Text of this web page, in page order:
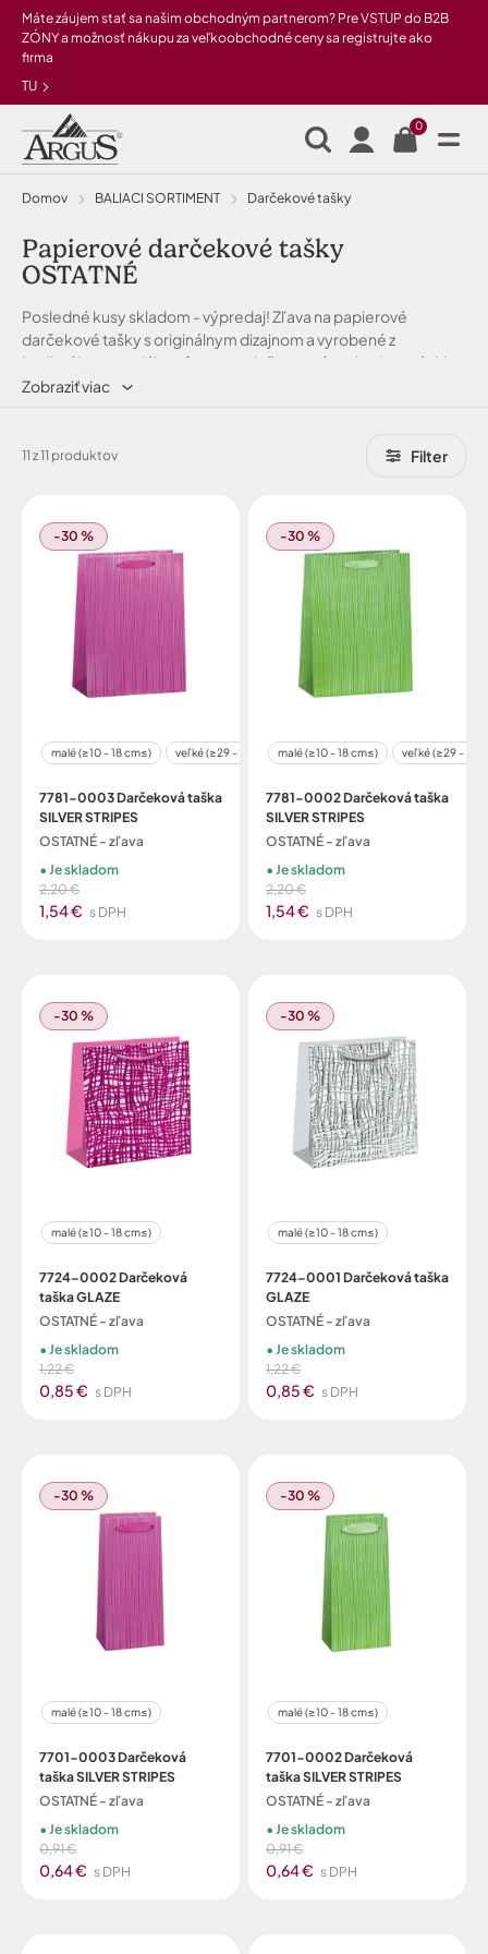
Preskočiť na hlavný obsah
Máte záujem stať sa našim obchodným partnerom? Pre VSTUP do B2B
ZÓNY a možnosť nákupu za veľkoobchodné ceny sa registrujte ako
firma
TU
0
Domov BALIACI SORTIMENT Darčekové tašky
papierové darčekové tašky
OSTATNÉ
Posledné kusy skladom - výpredaj! Zľava na papierové
darčekové tašky s originálnym dizajnom a vyrobené z
kvalitného materiálu s rôznou potlačou na víno ale aj pre rýchle
a praktické zabalenie darčekov.
Zobraziť viac
11 z 11 produktov Filter
-30 %
malé (≥10 - 18 cm≤) veľké (≥29 - 48 cm≤)
7781-0003 Darčeková taška
SILVER STRIPES
OSTATNÉ - zľava
2,20 €
1,54 € s DPH
Je skladom
-30 %
malé (≥10 - 18 cm≤) veľké (≥29 - 48
7781-0002 Darčeková taška
SILVER STRIPES
OSTATNÉ - zľava
2,20 €
1,54 € s DPH
Je skladom
-30 %
malé (≥10 - 18 cm≤)
7724-0002 Darčeková
taška GLAZE
OSTATNÉ - zľava
1,22 €
0,85 € s DPH
Je skladom
-30 %
malé (≥10 - 18 cm≤)
7724-0001 Darčeková taška
GLAZE
OSTATNÉ - zľava
1,22 €
0,85 € s DPH
Je skladom
-30 %
malé (≥10 - 18 cm≤)
7701-0003 Darčeková
taška SILVER STRIPES
OSTATNÉ - zľava
0,91 €
0,64 € s DPH
Je skladom
-30 %
malé (≥10 - 18 cm≤)
7701-0002 Darčeková
taška SILVER STRIPES
OSTATNÉ - zľava
0,91 €
0,64 € s DPH
Je skladom